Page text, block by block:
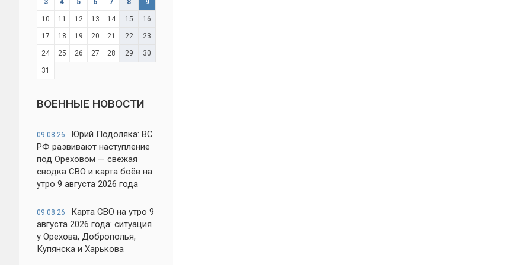
3 4 5 6 7 8 9
10 11 12 13 14 15 16
17 18 19 20 21 22 23
24 25 26 27 28 29 30
31
ВОЕННЫЕ НОВОСТИ
09.08.26
Юрий Подоляка: ВС
РФ развивают наступление
под Ореховом — свежая
сводка СВО и карта боёв на
утро 9 августа 2026 года
09.08.26
Карта СВО на утро 9
августа 2026 года: ситуация
у Орехова, Доброполья,
Купянска и Харькова